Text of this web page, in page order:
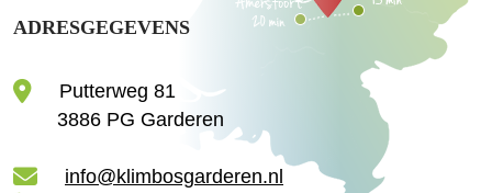
ADRESGEGEVENS
Putterweg 81
3886 PG Garderen
info@klimbosgarderen.nl